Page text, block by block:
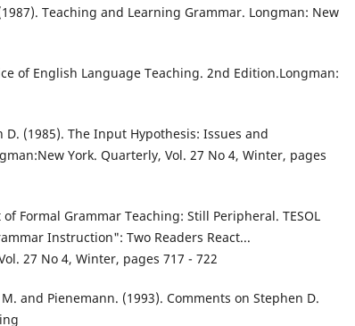
Teaching and Learning Grammar. Longman: New
of English Language Teaching. 2nd Edition.Longman:
D. (1985). The Input Hypothesis: Issues and
York. Quarterly, Vol. 27 No 4, Winter, pages
of Formal Grammar Teaching: Still Peripheral. TESOL
Instruction": Two Readers React...
27 No 4, Winter, pages 717 - 722
and Pienemann. (1993). Comments on Stephen D.